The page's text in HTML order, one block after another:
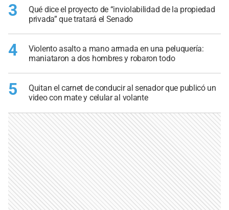
3
Qué dice el proyecto de “inviolabilidad de la propiedad
privada” que tratará el Senado
4
Violento asalto a mano armada en una peluquería:
maniataron a dos hombres y robaron todo
5
Quitan el carnet de conducir al senador que publicó un
video con mate y celular al volante